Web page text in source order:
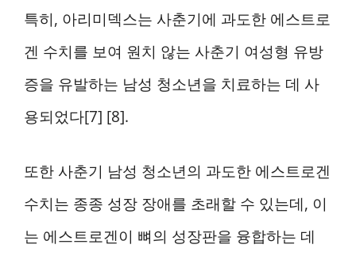
특히, 아리미덱스는 사춘기에 과도한 에스트로
겐 수치를 보여 원치 않는 사춘기 여성형 유방
증을 유발하는 남성 청소년을 치료하는 데 사
용되었다[7] [8].
또한 사춘기 남성 청소년의 과도한 에스트로겐
수치는 종종 성장 장애를 초래할 수 있는데, 이
는 에스트로겐이 뼈의 성장판을 융합하는 데